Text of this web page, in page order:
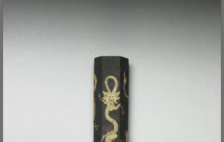
覽
器